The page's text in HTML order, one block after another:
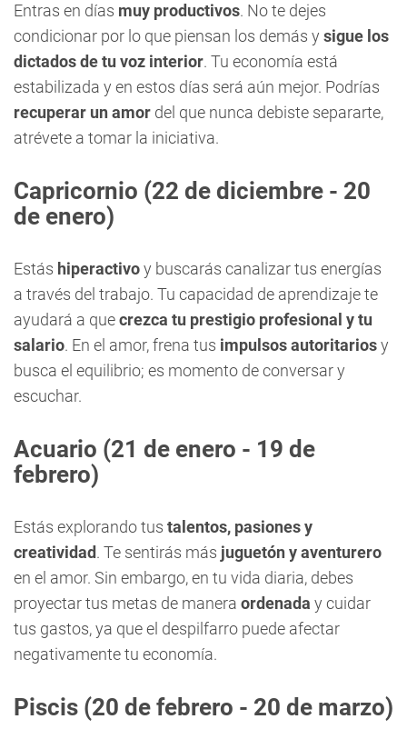
Entras en días muy productivos. No te dejes
condicionar por lo que piensan los demás y sigue los
dictados de tu voz interior. Tu economía está
estabilizada y en estos días será aún mejor. Podrías
recuperar un amor del que nunca debiste separarte,
atrévete a tomar la iniciativa.
Capricornio (22 de diciembre - 20
de enero)
Estás hiperactivoy buscarás canalizar tus energías
a través del trabajo. Tu capacidad de aprendizaje te
ayudará a quecrezca tu prestigio profesional y tu
salario. En el amor, frena tus impulsos autoritariosy
busca el equilibrio; es momento de conversar y
escuchar.
Acuario (21 de enero - 19 de
febrero)
Estás explorando tus talentos, pasiones y
creatividad. Te sentirás más juguetón y aventurero
en el amor. Sin embargo, en tu vida diaria, debes
proyectar tus metas de manera ordenada y cuidar
tus gastos, ya que el despilfarro puede afectar
negativamente tu economía.
Piscis (20 de febrero - 20 de marzo)